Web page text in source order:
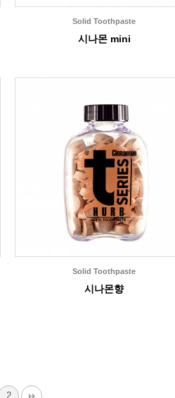
Solid Toothpaste
시나몬 mini
Solid Toothpaste
시나몬향
2